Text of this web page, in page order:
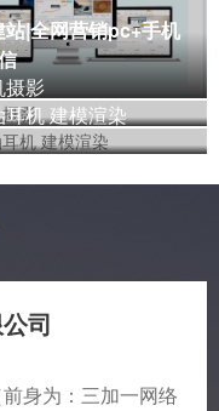
站|全网营销pc+手机
摄影
耳机 建模渲染
司
身为：三加一网络